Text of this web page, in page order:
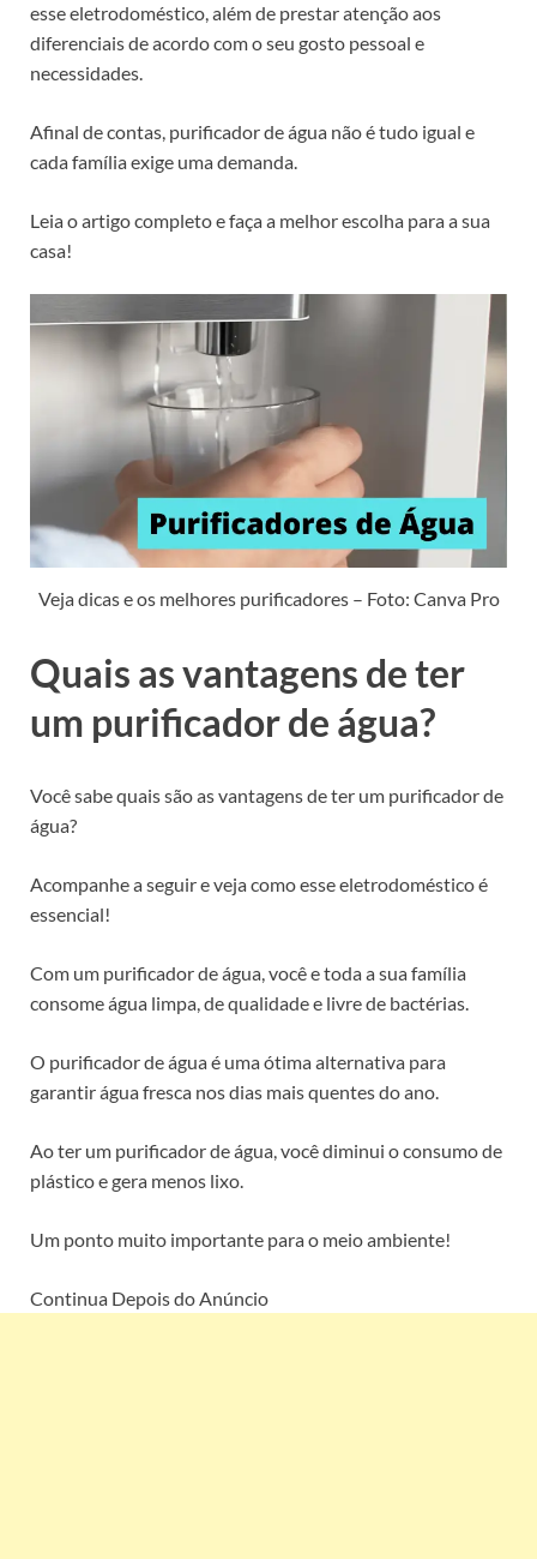
esse eletrodoméstico, além de prestar atenção aos
diferenciais de acordo com o seu gosto pessoal e
necessidades.
Afinal de contas, purificador de água não é tudo igual e
cada família exige uma demanda.
Leia o artigo completo e faça a melhor escolha para a sua
casa!
Veja dicas e os melhores purificadores – Foto: Canva Pro
Quais as vantagens de ter
um purificador de água?
Você sabe quais são as vantagens de ter um purificador de
água?
Acompanhe a seguir e veja como esse eletrodoméstico é
essencial!
Com um purificador de água, você e toda a sua família
consome água limpa, de qualidade e livre de bactérias.
O purificador de água é uma ótima alternativa para
garantir água fresca nos dias mais quentes do ano.
Ao ter um purificador de água, você diminui o consumo de
plástico e gera menos lixo.
Um ponto muito importante para o meio ambiente!
Continua Depois do Anúncio